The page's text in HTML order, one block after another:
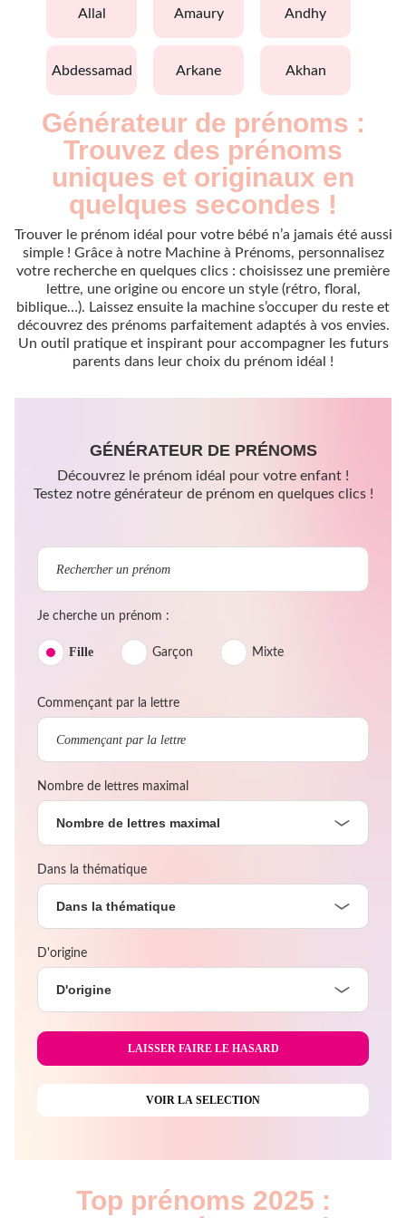
allal amaury andhy
abdessamad arkane akhan
Générateur de prénoms :
Trouvez des prénoms
uniques et originaux en
quelques secondes !
Trouver le prénom idéal pour votre bébé n’a jamais été aussi
simple ! Grâce à notre Machine à Prénoms, personnalisez
votre recherche en quelques clics : choisissez une première
lettre, une origine ou encore un style (rétro, floral,
biblique…). Laissez ensuite la machine s’occuper du reste et
découvrez des prénoms parfaitement adaptés à vos envies.
Un outil pratique et inspirant pour accompagner les futurs
parents dans leur choix du prénom idéal !
GÉNÉRATEUR DE PRÉNOMS
Découvrez le prénom idéal pour votre enfant !
Testez notre générateur de prénom en quelques clics !
Je cherche un prénom :
Fille Garçon Mixte
Commençant par la lettre
Nombre de lettres maximal
Nombre de lettres maximal
Dans la thématique
Dans la thématique
D'origine
D'origine
Top prénoms 2025 :